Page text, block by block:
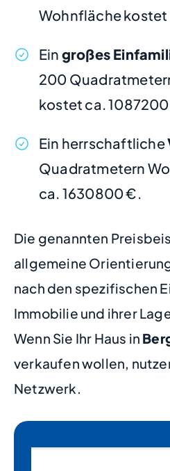
Wohnfläche kostet
Ein großes
200
kostet ca.
Ein herrschaftliche
Quadratmetern
ca. 1630800 €.
Die genannten
allgemeine
nach den spezifischen
Immobilie und ihrer
Wenn Sie Ihr Haus in
verkaufen wollen,
Netzwerk.